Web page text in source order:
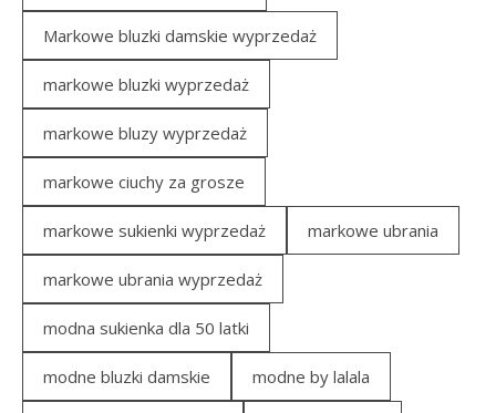
Markowe bluzki damskie wyprzedaż
markowe bluzki wyprzedaż
markowe bluzy wyprzedaż
markowe ciuchy za grosze
markowe sukienki wyprzedaż markowe ubrania
markowe ubrania wyprzedaż
modna sukienka dla 50 latki
modne bluzki damskie modne by lalala